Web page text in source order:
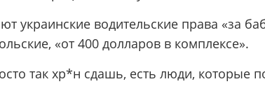
украинские водительские права «за
«от 400 долларов в комплексе».
так хр*н сдашь, есть люди, которые